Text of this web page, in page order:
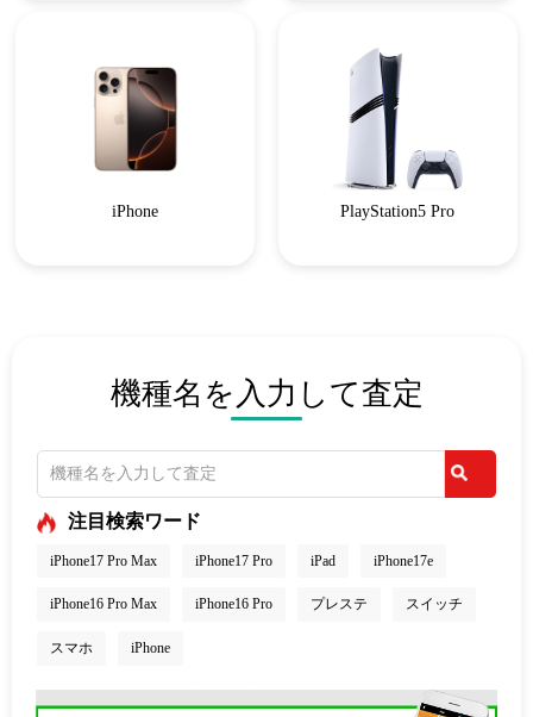
iPhone PlayStation5 Pro
機種名を入力して査定
注目検索ワード
iPhone17 Pro Max iPhone17 Pro iPad iPhone17e
iPhone16 Pro Max iPhone16 Pro プレステ スイッチ
スマホ iPhone